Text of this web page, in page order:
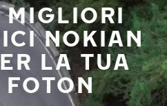
MIGLIORI
NOKIAN
LA TUA
FOTON